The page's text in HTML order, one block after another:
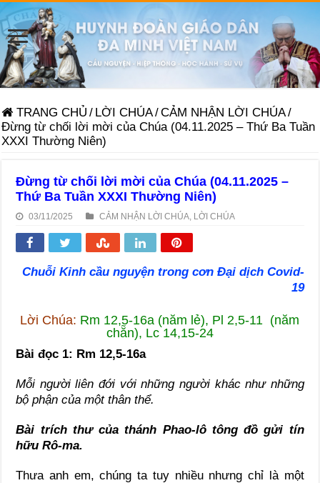
TRANG CHỦ / LỜI CHÚA/CẢM NHẬN LỜI CHÚA/
Đừng từ chối lời mời của Chúa (04.11.2025 – Thứ Ba Tuần
XXXI Thường Niên)
Đừng từ chối lời mời của Chúa (04.11.2025 –
Thứ Ba Tuần XXXI Thường Niên)
03/11/2025 CẢM NHẬN LỜI CHÚA LỜI CHÚA
Chuỗi Kinh cầu nguyện trong cơn Đại dịch Covid-
19
Lời Chúa: Rm 12,5-16a (năm lẻ), Pl 2,5-11 (năm
chẵn), Lc 14,15-24
Bài đọc 1: Rm 12,5-16a
Mỗi người liên đới với những người khác như những
bộ phận của một thân thể.
Bài trích thư của thánh Phao-lô tông đồ gửi tín
hữu Rô-ma.
Thưa anh em, chúng ta tuy nhiều nhưng chỉ là một